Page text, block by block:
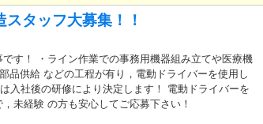
タッフ大募集！！
す！ ・ライン作業での事務用機器組み立てや医療機
品供給 などの工程が有り，電動ドライバーを使用し
入社後の研修により決定します！ 電動ドライバーを
未経験 の方も安心してご応募下さい！